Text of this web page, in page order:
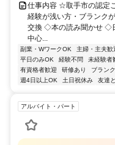
仕事内容 ☆取手市の認定
経験が浅い方・ブランク
交換 ◇本の読み聞かせ ◇
中心...
副業・WワークOK 主婦・主夫歓
平日のみOK
経験不問 未経験者
有資格者歓迎
研修あり ブラン
週4日以上OK
土日祝休み 友達
アルバイト・パート